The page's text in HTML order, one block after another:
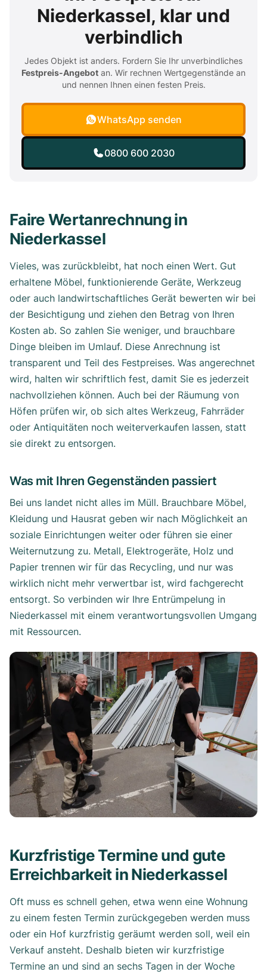
Niederkassel, klar und
verbindlich
Jedes Objekt ist anders. Fordern Sie Ihr unverbindliches
Festpreis-Angebot an. Wir rechnen Wertgegenstände an
und nennen Ihnen einen festen Preis.
WhatsApp senden
0800 600 2030
Faire Wertanrechnung in
Niederkassel
Vieles, was zurückbleibt, hat noch einen Wert. Gut
erhaltene Möbel, funktionierende Geräte, Werkzeug
oder auch landwirtschaftliches Gerät bewerten wir bei
der Besichtigung und ziehen den Betrag von Ihren
Kosten ab. So zahlen Sie weniger, und brauchbare
Dinge bleiben im Umlauf. Diese Anrechnung ist
transparent und Teil des Festpreises. Was angerechnet
wird, halten wir schriftlich fest, damit Sie es jederzeit
nachvollziehen können. Auch bei der Räumung von
Höfen prüfen wir, ob sich altes Werkzeug, Fahrräder
oder Antiquitäten noch weiterverkaufen lassen, statt
sie direkt zu entsorgen.
Was mit Ihren Gegenständen passiert
Bei uns landet nicht alles im Müll. Brauchbare Möbel,
Kleidung und Hausrat geben wir nach Möglichkeit an
soziale Einrichtungen weiter oder führen sie einer
Weiternutzung zu. Metall, Elektrogeräte, Holz und
Papier trennen wir für das Recycling, und nur was
wirklich nicht mehr verwertbar ist, wird fachgerecht
entsorgt. So verbinden wir Ihre Entrümpelung in
Niederkassel mit einem verantwortungsvollen Umgang
mit Ressourcen.
Kurzfristige Termine und gute
Erreichbarkeit in Niederkassel
Oft muss es schnell gehen, etwa wenn eine Wohnung
zu einem festen Termin zurückgegeben werden muss
oder ein Hof kurzfristig geräumt werden soll, weil ein
Verkauf ansteht. Deshalb bieten wir kurzfristige
Termine an und sind an sechs Tagen in der Woche